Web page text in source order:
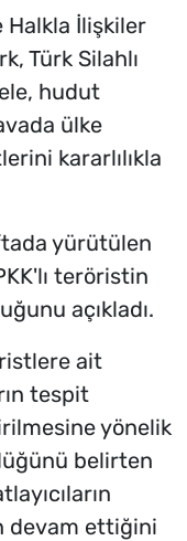
Halkla İlişkiler
Türk Silahlı
hudut
ülke
kararlılıkla
yürütülen
teröristin
açıkladı.
ait
tespit
yönelik
belirten
devam ettiğini